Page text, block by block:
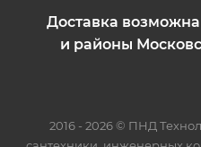
Доставка возможна
и районы
2016 - 2026 © ПНД